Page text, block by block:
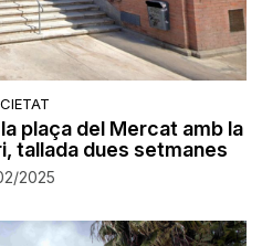
plaça del Mercat amb la
tallada dues setmanes
2025